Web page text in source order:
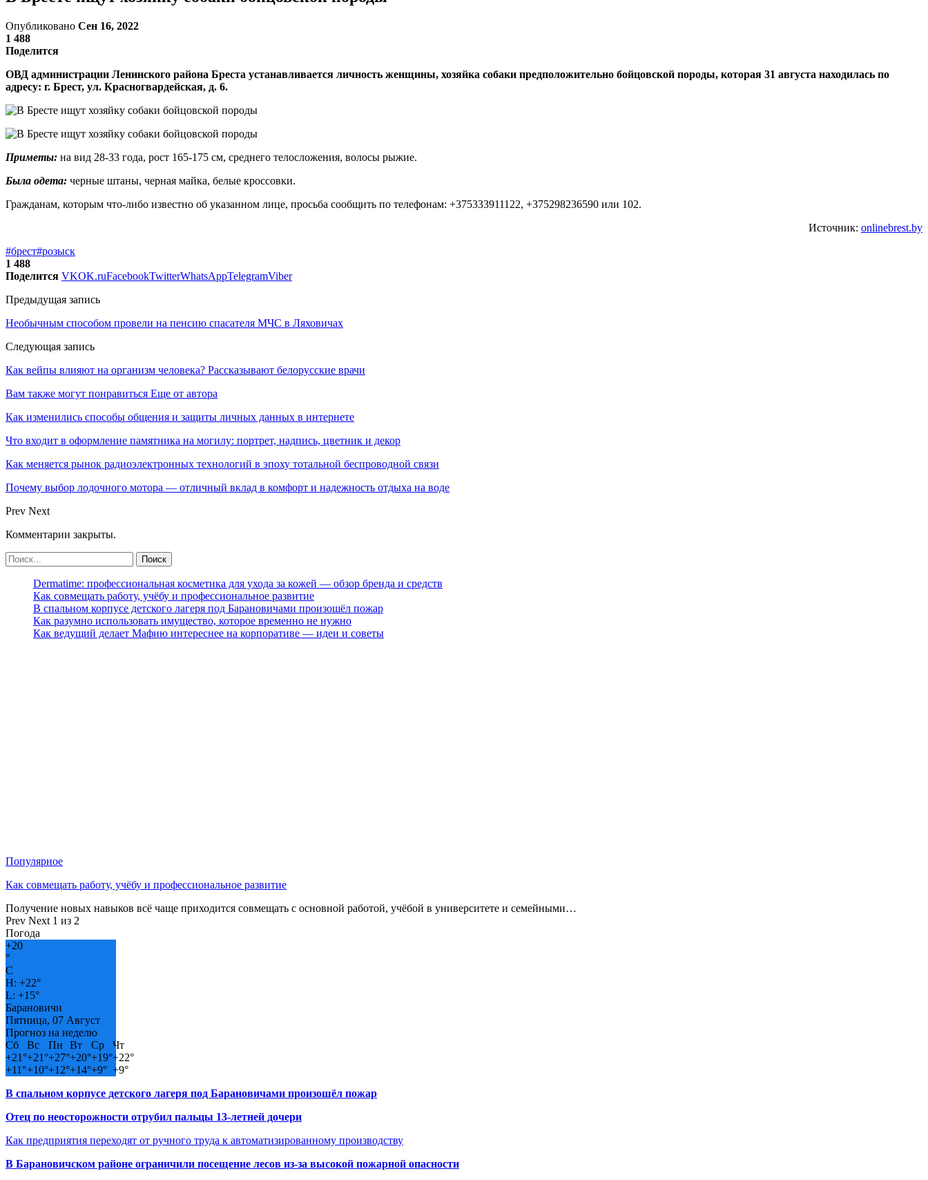
Опубликовано Сен 16, 2022
1 488
Поделится
ОВД администрации Ленинского района Бреста устанавливается личность женщины, хозяйка собаки предположительно бойцовской породы, которая 31 августа находилась по
адресу: г. Брест, ул. Красногвардейская, д. 6.
Приметы: на вид 28-33 года, рост 165-175 см, среднего телосложения, волосы рыжие.
Была одета: черные штаны, черная майка, белые кроссовки.
Гражданам, которым что-либо известно об указанном лице, просьба сообщить по телефонам: +375333911122, +375298236590 или 102.
Источник: onlinebrest.by
#брест#розыск
1 488
Поделится VKOK.ruFacebookTwitterWhatsAppTelegramViber
Предыдущая запись
Необычным способом провели на пенсию спасателя МЧС в Ляховичах
Следующая запись
Как вейпы влияют на организм человека? Рассказывают белорусские врачи
Вам также могут понравиться Еще от автора
Как изменились способы общения и защиты личных данных в интернете
Что входит в оформление памятника на могилу: портрет, надпись, цветник и декор
Как меняется рынок радиоэлектронных технологий в эпоху тотальной беспроводной связи
Почему выбор лодочного мотора — отличный вклад в комфорт и надежность отдыха на воде
Prev Next
Комментарии закрыты.
Dermatime: профессиональная косметика для ухода за кожей — обзор бренда и средств
Как совмещать работу, учёбу и профессиональное развитие
В спальном корпусе детского лагеря под Барановичами произошёл пожар
Как разумно использовать имущество, которое временно не нужно
Как ведущий делает Мафию интереснее на корпоративе — идеи и советы
Популярное
Как совмещать работу, учёбу и профессиональное развитие
Получение новых навыков всё чаще приходится совмещать с основной работой, учёбой в университете и семейными…
Prev Next 1 из 2
Погода
+20
°
C
H: +22°
L: +15°
Барановичи
Пятница, 07 Август
Прогноз на неделю
Сб
Вс Пн Вт Ср
Чт
+21°+21°+27°+20°+19°+22°
+11°+10°+12°+14°+9° +9°
В спальном корпусе детского лагеря под Барановичами произошёл пожар
Отец по неосторожности отрубил пальцы 13-летней дочери
Как предприятия переходят от ручного труда к автоматизированному производству
В Барановичском районе ограничили посещение лесов из-за высокой пожарной опасности